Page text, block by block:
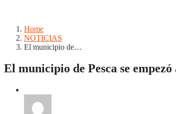
Home
NOTICIAS
El municipio de…
El municipio de Pesca se